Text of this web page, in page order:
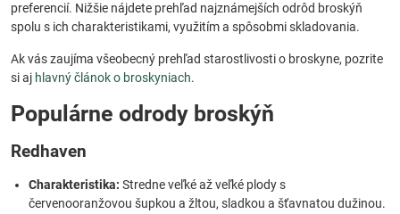
preferencií. Nižšie nájdete prehľad najznámejších odrôd broskýň
spolu s ich charakteristikami, využitím a spôsobmi skladovania.
Ak vás zaujíma všeobecný prehľad starostlivosti o broskyne, pozrite
si aj hlavný článok o broskyniach.
Populárne odrody broskýň
Redhaven
Charakteristika: Stredne veľké až veľké plody s
červenooranžovou šupkou a žltou, sladkou a šťavnatou dužinou.